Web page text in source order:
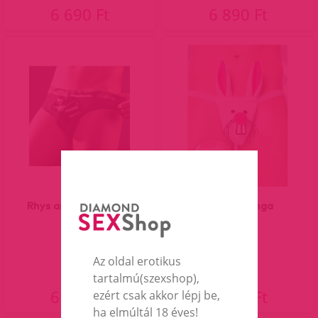
6 690 Ft 6 890 Ft
Rhys army férfi alsó.
6 290 Ft 6 690 Ft
Az oldal erotikus
tartalmú(szexshop),
ezért csak akkor lépj be,
ha elmúltál 18 éves!